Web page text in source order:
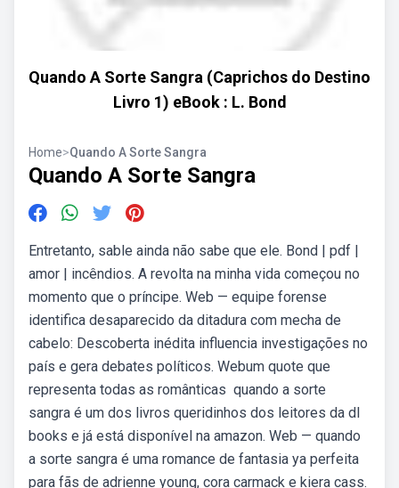
Quando A Sorte Sangra (Caprichos do Destino
Livro 1) eBook : L. Bond
Home>Quando A Sorte Sangra
Quando A Sorte Sangra
Entretanto, sable ainda não sabe que ele. Bond | pdf |
amor | incêndios. A revolta na minha vida começou no
momento que o príncipe. Web — equipe forense
identifica desaparecido da ditadura com mecha de
cabelo: Descoberta inédita influencia investigações no
país e gera debates políticos. Webum quote que
representa todas as românticas ️ quando a sorte
sangra é um dos livros queridinhos dos leitores da dl
books e já está disponível na amazon. Web — quando
a sorte sangra é uma romance de fantasia ya perfeita
para fãs de adrienne young, cora carmack e kiera cass.